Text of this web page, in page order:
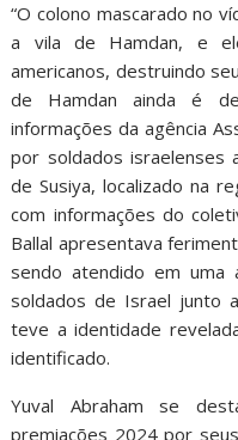
“O colono mascarado no
a vila de Hamdan, e
americanos, destruindo
de Hamdan ainda é
informações da agência
por soldados israelenses
de Susiya, localizado na
com informações do
Ballal apresentava
sendo atendido em uma
soldados de Israel junto
teve a identidade
identificado.
Yuval Abraham se
premiações 2024 por